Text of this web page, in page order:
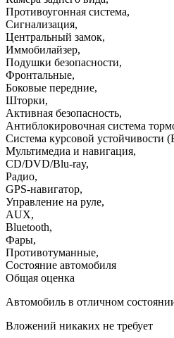
Противоугонная система,
Сигнализация,
Центральный замок,
Иммобилайзер,
Подушки безопасности,
Фронтальные,
Боковые передние,
Шторки,
Активная безопасность,
Антиблокировочная система
Система курсовой устойчивости
Мультимедиа и навигация,
CD/DVD/Blu-ray,
Радио,
GPS-навигатор,
Управление на руле,
AUX,
Bluetooth,
Фары,
Противотуманные,
Состояние автомобиля
Общая оценка
Автомобиль в отличном
Вложений никаких не требует